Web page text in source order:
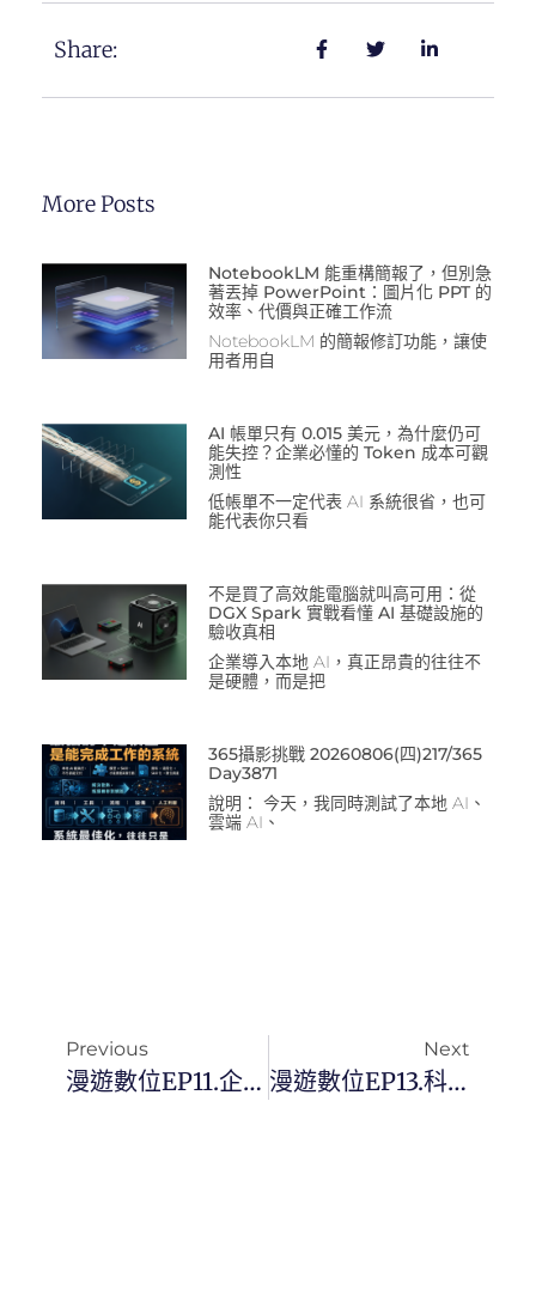
Share:
More Posts
NotebookLM 能重構簡報了，但別急
著丟掉 PowerPoint：圖片化 PPT 的
效率、代價與正確工作流
NotebookLM 的簡報修訂功能，讓使
用者用自
AI 帳單只有 0.015 美元，為什麼仍可
能失控？企業必懂的 Token 成本可觀
測性
低帳單不一定代表 AI 系統很省，也可
能代表你只看
不是買了高效能電腦就叫高可用：從
DGX Spark 實戰看懂 AI 基礎設施的
驗收真相
企業導入本地 AI，真正昂貴的往往不
是硬體，而是把
365攝影挑戰 20260806(四)217/365
Day3871
說明： 今天，我同時測試了本地 AI、
雲端 AI、
Previous
漫遊數位EP11.企業如何因應疫期遠距工作？
Next
漫遊數位EP13.科技白話：元宇宙是什麼？